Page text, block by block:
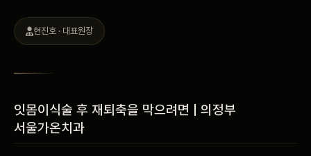
안내
비포 애프터
현진호 · 대표원장
잇몸이식술 후 재퇴축을 막으려면 | 의정부
서울가온치과